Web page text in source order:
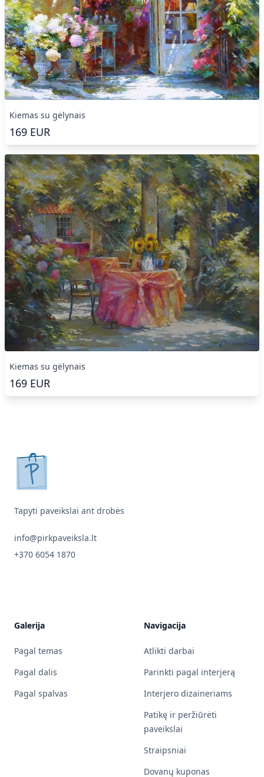
Kiemas su gėlynais
169 EUR
Kiemas su gėlynais
169 EUR
pirkpaveiksla.lt
Tapyti paveikslai ant drobės
info@pirkpaveiksla.lt
+370 6054 1870
Galerija
Pagal temas
Pagal dalis
Pagal spalvas
Navigacija
Atlikti darbai
Parinkti pagal interjerą
Interjero dizaineriams
Patikę ir peržiūrėti
paveikslai
Straipsniai
Dovanų kuponas